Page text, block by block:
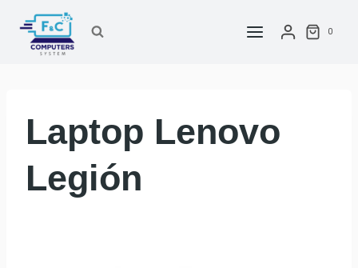
Saltar
contenido
0
Laptop Lenovo
Legión